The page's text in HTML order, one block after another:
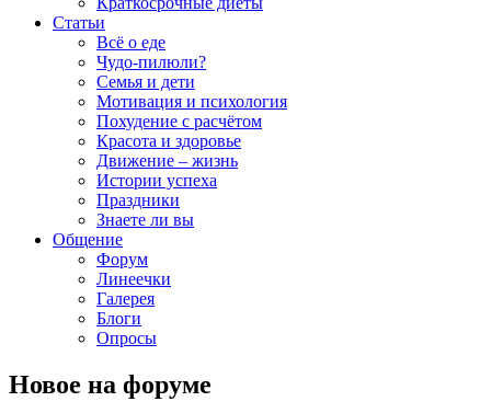
Статьи
Всё о еде
Чудо-пилюли?
Семья и дети
Мотивация и психология
Похудение с расчётом
Красота и здоровье
Движение – жизнь
Истории успеха
Праздники
Знаете ли вы
Общение
Форум
Линеечки
Галерея
Блоги
Опросы
Новое на форуме